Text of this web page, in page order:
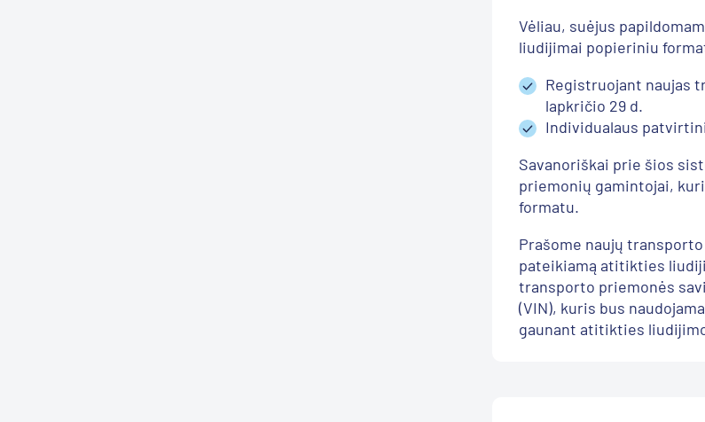
Vėliau, suėjus
liudijimai popieriniu
Registruojant naujas
lapkričio 29 d.
Individualaus
Savanoriškai prie šios
priemonių gamintojai,
formatu.
Prašome naujų
pateikiamą atitikties
transporto priemonės
(VIN), kuris bus
gaunant atitikties